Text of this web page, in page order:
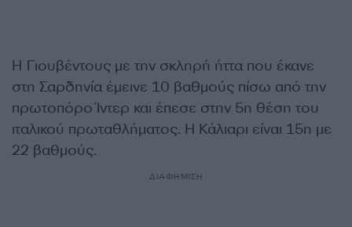
Η Γιουβέντους με την σκληρή ήττα που έκανε
στη Σαρδηνία έμεινε 10 βαθμούς πίσω από την
πρωτοπόρο Ίντερ και έπεσε στην 5η θέση του
ιταλικού πρωταθλήματος. Η Κάλιαρι είναι 15η με
22 βαθμούς.
ΔΙΑΦΗΜΙΣΗ